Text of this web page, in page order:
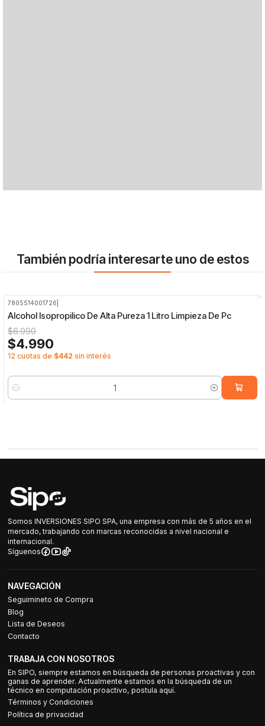
También podría interesarte uno de estos
7805514001726
Alcohol Isopropilico De Alta Pureza 1 Litro Limpieza De Pc
$6.990
$4.990
12 cuotas de $442 sin interés
Cantidad
Somos INVERSIONES SIPO SPA, una empresa con más de 5 años en el
mercado, trabajando con marcas reconocidas a nivel nacional e
internacional.
Síguenos
NAVEGACIÓN
Seguimineto de Compra
Blog
Lista de Deseos
Contacto
TRABAJA CON NOSOTROS
En SIPO, siempre estamos en búsqueda de personas proactivas y con
ganas de aprender. Actualmente estamos en la búsqueda de un
técnico en computación proactivo, postula aquí.
Términos y Condiciones
Política de privacidad